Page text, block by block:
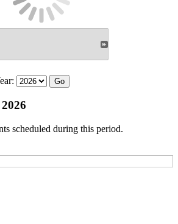
scheduled during this period.